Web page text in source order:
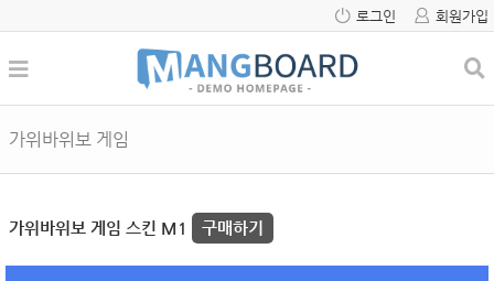
로그인 회원가입
가위바위보 게임
가위바위보 게임 스킨 M1 구매하기